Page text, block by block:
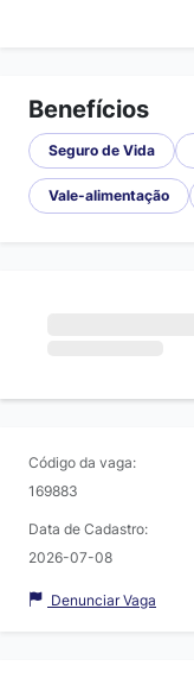
Benefícios
Seguro de Vida
Vale-alimentação
Código da vaga:
169883
Data de Cadastro:
2026-07-08
Denunciar Vaga